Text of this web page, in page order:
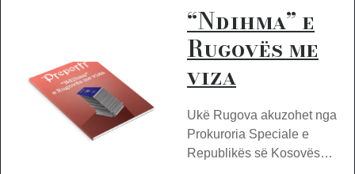
“Ndihma” e
Rugovës me
viza
Ukë Rugova akuzohet nga
Prokuroria Speciale e
Republikës së Kosovës…